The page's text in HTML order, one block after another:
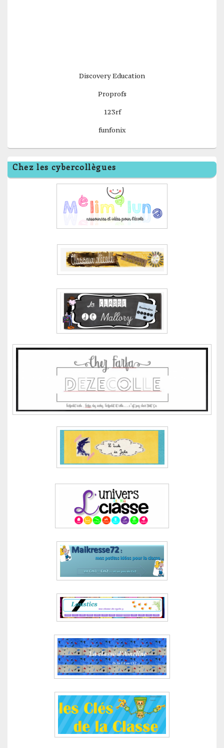
Discovery Education
Proprofs
123rf
funfonix
Chez les cybercollègues